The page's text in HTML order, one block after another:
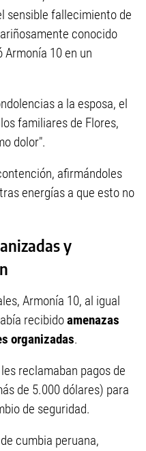
sensible fallecimiento de
conocido
Armonía 10 en un
a la esposa, el
familiares de Flores,
dolor".
afirmándoles
energías a que esto no
y
Armonía 10, al igual
recibidoamenazas
organizadas.
reclamaban pagos de
de 5.000 dólares) para
de seguridad.
cumbia peruana,